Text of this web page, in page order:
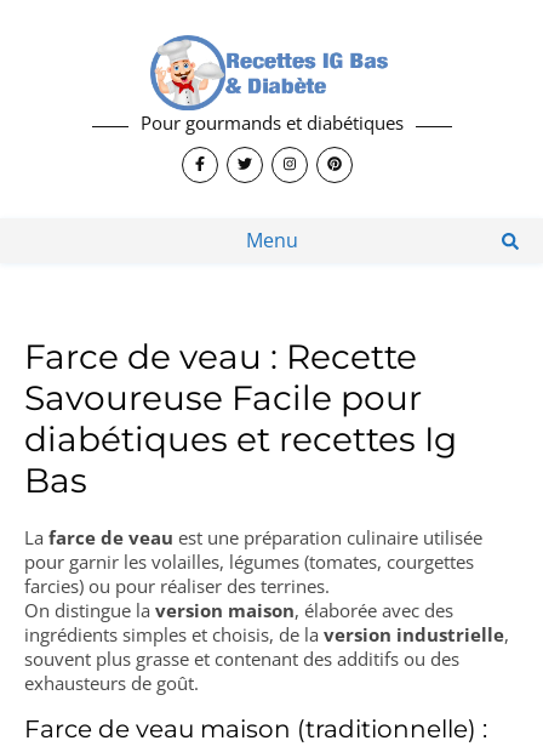
Pour gourmands et diabétiques
Menu
Farce de veau : Recette
Savoureuse Facile pour
diabétiques et recettes Ig
Bas
La farce de veau est une préparation culinaire utilisée
pour garnir les volailles, légumes (tomates, courgettes
farcies) ou pour réaliser des terrines.
On distingue la version maison, élaborée avec des
ingrédients simples et choisis, de la version industrielle,
souvent plus grasse et contenant des additifs ou des
exhausteurs de goût.
Farce de veau maison (traditionnelle) :